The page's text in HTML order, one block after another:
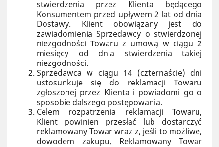
stwierdzenia przez Klienta będącego
Konsumentem przed upływem 2 lat od dnia
Dostawy. Klient obowiązany jest do
zawiadomienia Sprzedawcy o stwierdzonej
niezgodności Towaru z umową w ciągu 2
miesięcy od dnia stwierdzenia takiej
niezgodności.
Sprzedawca w ciągu 14 (czternaście) dni
ustosunkuje się do reklamacji Towaru
zgłoszonej przez Klienta i powiadomi go o
sposobie dalszego postępowania.
Celem rozpatrzenia reklamacji Towaru,
Klient powinien przesłać lub dostarczyć
reklamowany Towar wraz z, jeśli to możliwe,
dowodem zakupu. Reklamowany Towar